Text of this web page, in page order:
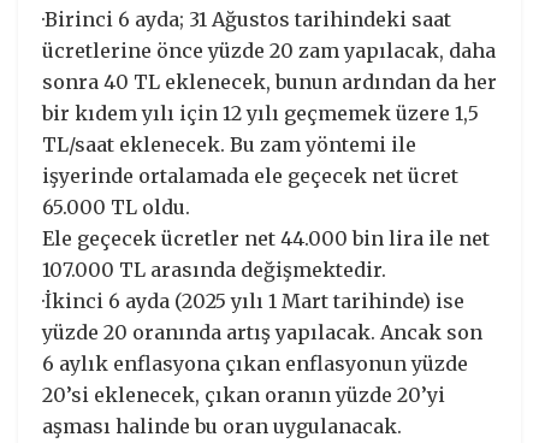
·Birinci 6 ayda; 31 Ağustos tarihindeki saat
ücretlerine önce yüzde 20 zam yapılacak, daha
sonra 40 TL eklenecek, bunun ardından da her
bir kıdem yılı için 12 yılı geçmemek üzere 1,5
TL/saat eklenecek. Bu zam yöntemi ile
işyerinde ortalamada ele geçecek net ücret
65.000 TL oldu.
Ele geçecek ücretler net 44.000 bin lira ile net
107.000 TL arasında değişmektedir.
·İkinci 6 ayda (2025 yılı 1 Mart tarihinde) ise
yüzde 20 oranında artış yapılacak. Ancak son
6 aylık enflasyona çıkan enflasyonun yüzde
20’si eklenecek, çıkan oranın yüzde 20’yi
aşması halinde bu oran uygulanacak.